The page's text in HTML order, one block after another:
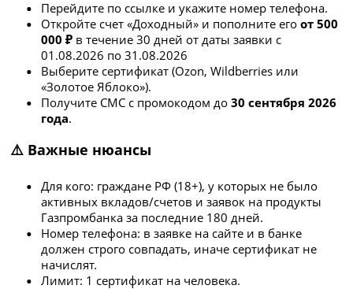
Перейдите по ссылке и укажите номер телефона.
Откройте счет «Доходный» и пополните его от 500
000 ₽в течение 30 дней от даты заявки с
01.08.2026 по 31.08.2026
Выберите сертификат (Ozon, Wildberries или
«Золотое Яблоко»).
Получите СМС с промокодом до 30 сентября 2026
года.
⚠️ Важные нюансы
Для кого: граждане РФ (18+), у которых не было
активных вкладов/счетов и заявок на продукты
Газпромбанка за последние 180 дней.
Номер телефона: в заявке на сайте и в банке
должен строго совпадать, иначе сертификат не
начислят.
Лимит: 1 сертификат на человека.